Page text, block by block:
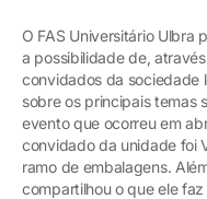
O FAS Universitário Ulbra
a possibilidade de,
convidados da sociedade
sobre os principais temas
evento que ocorreu em
convidado da unidade foi
ramo de embalagens.
compartilhou o que ele